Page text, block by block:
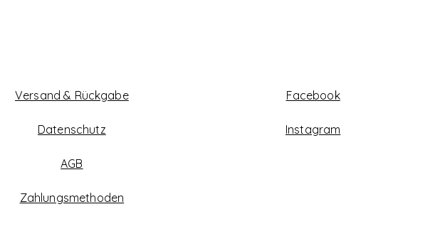
Versand & Rückgabe
Datenschutz
AGB
Zahlungsmethoden
Facebook
Instagram